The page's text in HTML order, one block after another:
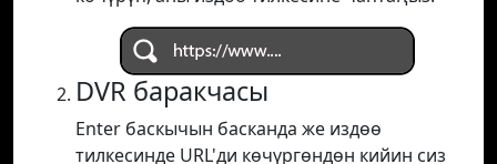
DVR баракчасы
Enter баскычын басканда же издөө
тилкесинде URL'ди көчүргөндөн кийин сиз